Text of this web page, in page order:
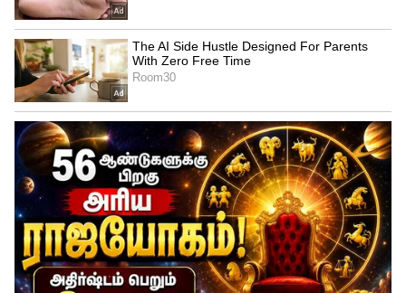
அதிகாரப்பூர்வ அறிவிப்பு வெளியாக
வாய்ப்புள்ளது.